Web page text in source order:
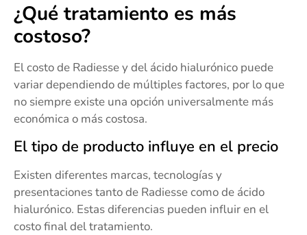
¿Qué tratamiento es más
costoso?
El costo de Radiesse y del ácido hialurónico puede
variar dependiendo de múltiples factores, por lo que
no siempre existe una opción universalmente más
económica o más costosa.
El tipo de producto influye en el precio
Existen diferentes marcas, tecnologías y
presentaciones tanto de Radiesse como de ácido
hialurónico. Estas diferencias pueden influir en el
costo final del tratamiento.